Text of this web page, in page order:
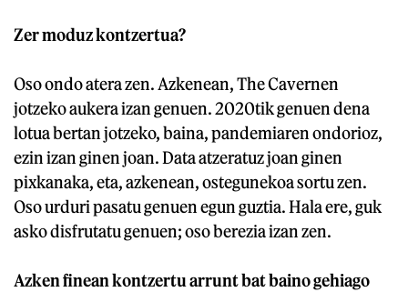
Zer moduz kontzertua?
Oso ondo atera zen. Azkenean, The Cavernen
jotzeko aukera izan genuen. 2020tik genuen dena
lotua bertan jotzeko, baina, pandemiaren ondorioz,
ezin izan ginen joan. Data atzeratuz joan ginen
pixkanaka, eta, azkenean, ostegunekoa sortu zen.
Oso urduri pasatu genuen egun guztia. Hala ere, guk
asko disfrutatu genuen; oso berezia izan zen.
Azken finean kontzertu arrunt bat baino gehiago